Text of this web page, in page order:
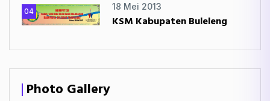
04
18 Mei 2013
KSM Kabupaten Buleleng
Photo Gallery